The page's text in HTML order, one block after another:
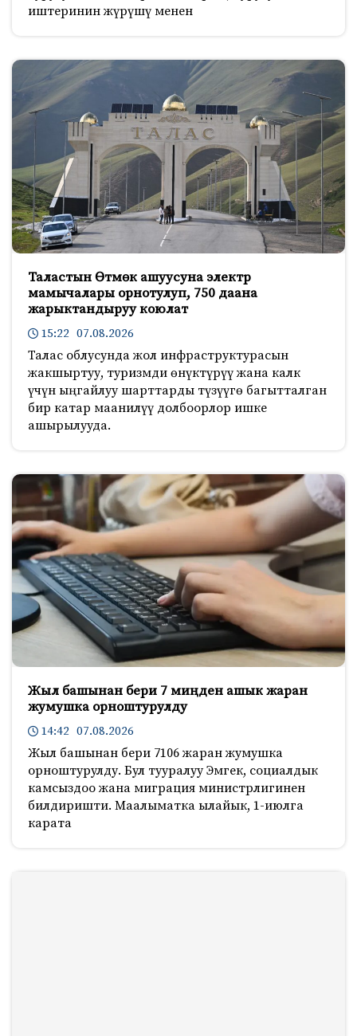
иштеринин жүрүшү менен
Таластын Өтмөк ашуусуна электр
мамычалары орнотулуп, 750 даана
жарыктандыруу коюлат
15:22 07.08.2026
Талас облусунда жол инфраструктурасын
жакшыртуу, туризмди өнүктүрүү жана калк
үчүн ыңгайлуу шарттарды түзүүгө багытталган
бир катар маанилүү долбоорлор ишке
ашырылууда.
Жыл башынан бери 7 миңден ашык жаран
жумушка орноштурулду
14:42 07.08.2026
Жыл башынан бери 7106 жаран жумушка
орноштурулду. Бул тууралуу Эмгек, социалдык
камсыздоо жана миграция министрлигинен
билдиришти. Маалыматка ылайык, 1-июлга
карата